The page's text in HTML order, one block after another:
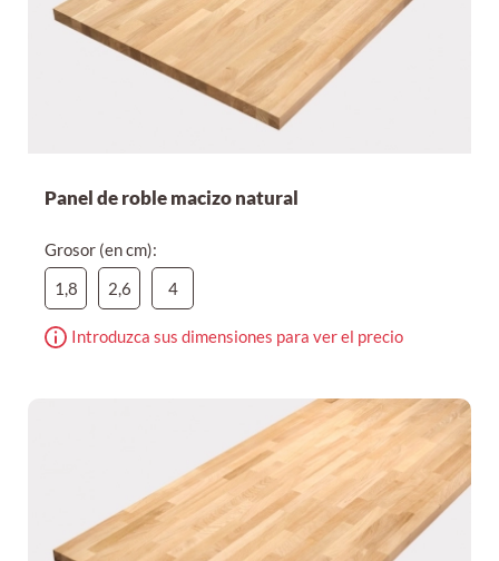
Panel de roble macizo natural
Grosor (en cm):
1,8
2,6 4
Introduzca sus dimensiones para ver el precio